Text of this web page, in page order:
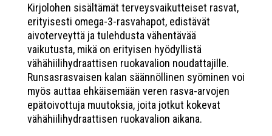
Kirjolohen sisältämät terveysvaikutteiset rasvat,
erityisesti omega-3-rasvahapot, edistävät
aivoterveyttä ja tulehdusta vähentävää
vaikutusta, mikä on erityisen hyödyllistä
vähähiilihydraattisen ruokavalion noudattajille.
Runsasrasvaisen kalan säännöllinen syöminen voi
myös auttaa ehkäisemään veren rasva-arvojen
epätoivottuja muutoksia, joita jotkut kokevat
vähähiilihydraattisen ruokavalion aikana.